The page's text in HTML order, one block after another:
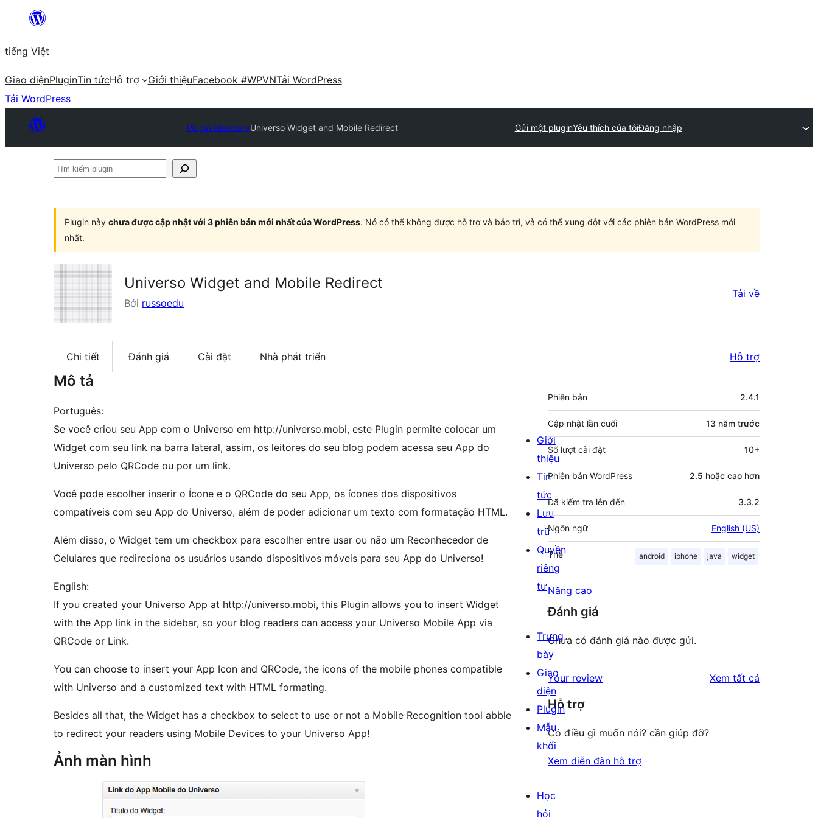
Chuyển
phần
nội
dung
tiếng Việt
Giao diệnPluginTin tứcHỗ trợ Giới thiệuFacebook #WPVNTải WordPress
Tải WordPress
Plugin DirectoryUniverso Widget and Mobile Redirect Gửi một pluginYêu thích của tôiĐăng nhập
Tìm
Plugin này chưa được cập nhật với 3 phiên bản mới nhất của WordPress. Nó có thể không được hỗ trợ và bảo trì, và có thể xung đột với các phiên bản WordPress mới
nhất.
Universo Widget and Mobile Redirect
Bởi russoedu
Tải về
Chi tiết Đánh giá Cài đặt Nhà phát triển Hỗ trợ
Mô tả
Português:
Se você criou seu App com o Universo em http://universo.mobi, este Plugin permite colocar um
Widget com seu link na barra lateral, assim, os leitores do seu blog podem acessa seu App do
Universo pelo QRCode ou por um link.
Você pode escolher inserir o Ícone e o QRCode do seu App, os ícones dos dispositivos
compatíveis com seu App do Universo, além de poder adicionar um texto com formatação HTML.
Além disso, o Widget tem um checkbox para escolher entre usar ou não um Reconhecedor de
Celulares que redireciona os usuários usando dispositivos móveis para seu App do Universo!
English:
If you created your Universo App at http://universo.mobi, this Plugin allows you to insert Widget
with the App link in the sidebar, so your blog readers can access your Universo Mobile App via
QRCode or Link.
You can choose to insert your App Icon and QRCode, the icons of the mobile phones compatible
with Universo and a customized text with HTML formating.
Besides all that, the Widget has a checkbox to select to use or not a Mobile Recognition tool abble
to redirect your readers using Mobile Devices to your Universo App!
Ảnh màn hình
Meta
Phiên bản 2.4.1
Cập nhật lần cuối 13 năm trước
Số lượt cài đặt 10+
Phiên bản WordPress 2.5 hoặc cao hơn
Đã kiểm tra lên đến 3.3.2
Ngôn ngữ English (US)
Thẻ android iphone java widget
Nâng cao
Đánh giá
Chưa có đánh giá nào được gửi.
Your review Xem tất cả
Hỗ trợ
Có điều gì muốn nói? cần giúp đỡ?
Xem diễn đàn hỗ trợ
Giới
thiệu
Tin
tức
Lưu
trữ
Quyền
riêng
tư
Trưng
bày
Giao
diện
Plugin
Mẫu
khối
Học
hỏi